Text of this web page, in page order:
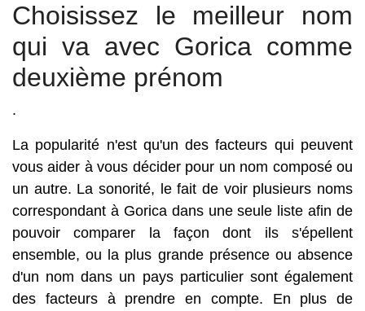
Choisissez le meilleur nom
qui va avec Gorica comme
deuxième prénom
.
La popularité n'est qu'un des facteurs qui peuvent
vous aider à vous décider pour un nom composé ou
un autre. La sonorité, le fait de voir plusieurs noms
correspondant à Gorica dans une seule liste afin de
pouvoir comparer la façon dont ils s'épellent
ensemble, ou la plus grande présence ou absence
d'un nom dans un pays particulier sont également
des facteurs à prendre en compte. En plus de